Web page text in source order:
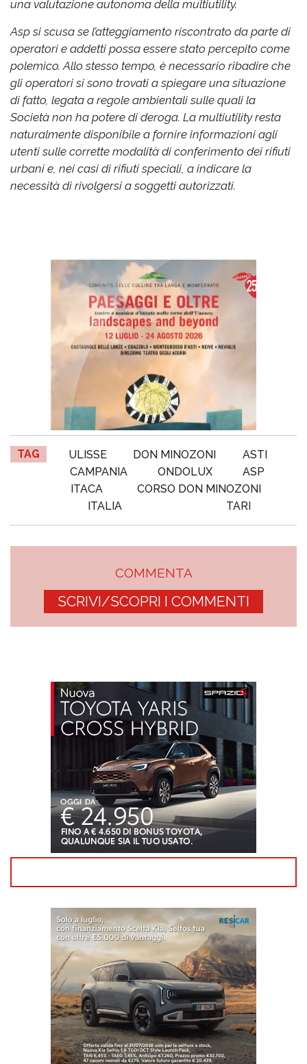
una valutazione autonoma della multiutility.
Asp si scusa se l’atteggiamento riscontrato da parte di
operatori e addetti possa essere stato percepito come
polemico. Allo stesso tempo, è necessario ribadire che
gli operatori si sono trovati a spiegare una situazione
di fatto, legata a regole ambientali sulle quali la
Società non ha potere di deroga. La multiutility resta
naturalmente disponibile a fornire informazioni agli
utenti sulle corrette modalità di conferimento dei rifiuti
urbani e, nei casi di rifiuti speciali, a indicare la
necessità di rivolgersi a soggetti autorizzati.
TAG ULISSE DON MINOZONI
ASTI
CAMPANIA
ONDOLUX
ASP
ITACA
CORSO DON MINOZONI
ITALIA
TARI
COMMENTA
SCRIVI/SCOPRI I COMMENTI